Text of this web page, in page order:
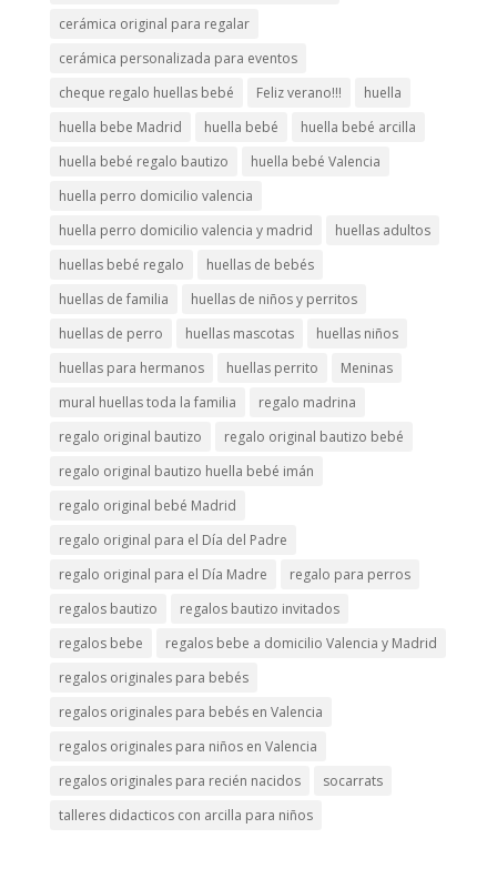
cerámica original para regalar
cerámica personalizada para eventos
cheque regalo huellas bebé
Feliz verano!!!
huella
huella bebe Madrid
huella bebé
huella bebé arcilla
huella bebé regalo bautizo
huella bebé Valencia
huella perro domicilio valencia
huella perro domicilio valencia y madrid
huellas adultos
huellas bebé regalo
huellas de bebés
huellas de familia
huellas de niños y perritos
huellas de perro
huellas mascotas
huellas niños
huellas para hermanos
huellas perrito
Meninas
mural huellas toda la familia
regalo madrina
regalo original bautizo
regalo original bautizo bebé
regalo original bautizo huella bebé imán
regalo original bebé Madrid
regalo original para el Día del Padre
regalo original para el Día Madre
regalo para perros
regalos bautizo
regalos bautizo invitados
regalos bebe
regalos bebe a domicilio Valencia y Madrid
regalos originales para bebés
regalos originales para bebés en Valencia
regalos originales para niños en Valencia
regalos originales para recién nacidos
socarrats
talleres didacticos con arcilla para niños